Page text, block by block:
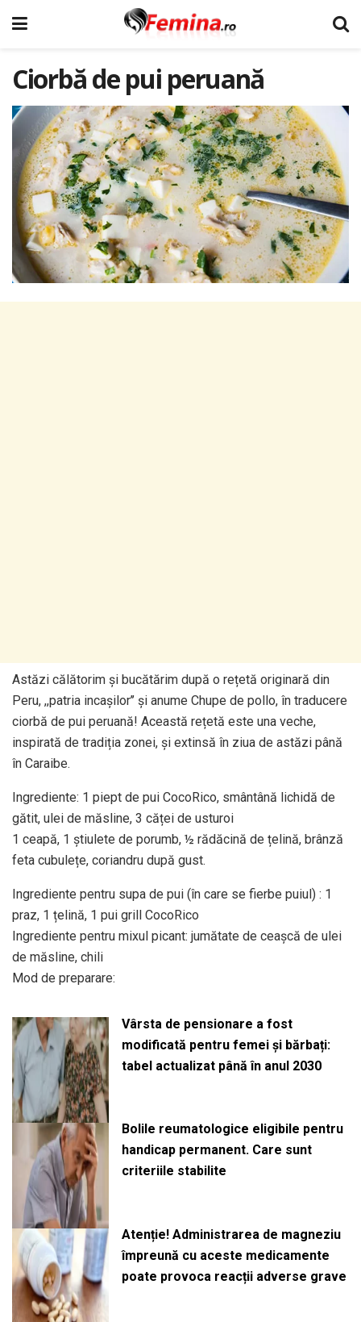
Ciorbă de pui peruană
Astăzi călătorim și bucătărim după o rețetă originară din
Peru, ,,patria incașilor’’ și anume Chupe de pollo, în traducere
ciorbă de pui peruană! Această rețetă este una veche,
inspirată de tradiția zonei, și extinsă în ziua de astăzi până
în Caraibe.
Ingrediente: 1 piept de pui CocoRico, smântână lichidă de
gătit, ulei de măsline, 3 căței de usturoi
1 ceapă, 1 știulete de porumb, ½ rădăcină de țelină, brânză
feta cubulețe, coriandru după gust.
Ingrediente pentru supa de pui (în care se fierbe puiul) : 1
praz, 1 țelină, 1 pui grill CocoRico
Ingrediente pentru mixul picant: jumătate de ceașcă de ulei
de măsline, chili
Mod de preparare:
Vârsta de pensionare a fost
modificată pentru femei și bărbați:
tabel actualizat până în anul 2030
Bolile reumatologice eligibile pentru
handicap permanent. Care sunt
criteriile stabilite
Atenție! Administrarea de magneziu
împreună cu aceste medicamente
poate provoca reacții adverse grave